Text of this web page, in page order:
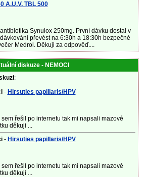
A.U.V. TBL 500
Synulox 250mg. První dávku dostal v
převést na 6:30h a 18:30h bezpečné
Medrol. Děkuji za odpověď....
diskuze - NEMOCI
:
- Hirsuties papillaris/HPV
řešil po internetu tak mi napsali mazové
děkuji ...
- Hirsuties papillaris/HPV
řešil po internetu tak mi napsali mazové
děkuji ...